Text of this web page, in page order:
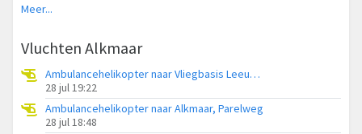
Meer...
Vluchten Alkmaar
Ambulancehelikopter naar Vliegbasis Leeuwarden
28 jul 19:22
Ambulancehelikopter naar Alkmaar, Parelweg
28 jul 18:48